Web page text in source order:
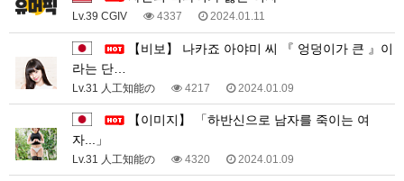
Lv.39 CGIV 4337 2024.01.11
라는 단…
Lv.31 人工知能の 4217 2024.01.09
자...」
Lv.31 人工知能の 4320 2024.01.09